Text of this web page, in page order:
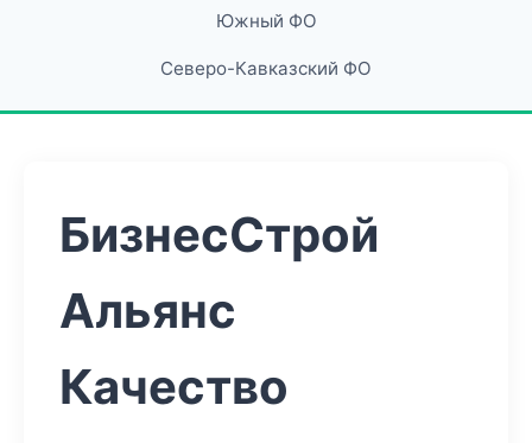
Южный ФО
Северо-Кавказский ФО
БизнесСтрой
Альянс
Качество